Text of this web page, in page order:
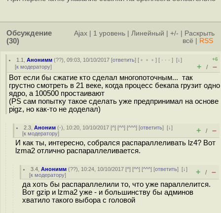
Обсуждение
(30)
Ajax 1 уровень Линейный +/-
Раскрыть
всё
RSS
1.1 ,Анонимм (??), 09:03, 10/10/2017 [ответить] [ ﹢﹢﹢] [ · · ·][↓]
[к модератору]
+6
+ / –
Вот если бы сжатие кто сделал многопоточным... так
грустно смотреть в 21 веке, когда процесс бекапа грузит одно
ядро, а 100500 простаивают
(PS сам попытку такое сделать уже предпринимал на основе
pigz, но как-то не доделал)
2.3 ,Аноним (-), 10:20, 10/10/2017 [^] [^^] [^^^] [ответить][↓]
[к модератору] + / –
И как ты, интересно, собрался распараллеливать lz4? Вот
lzma2 отлично распараллеливается.
3.4 ,Анонимм (??), 10:24, 10/10/2017 [^] [^^] [^^^] [ответить][↓]
[к модератору] + / –
да хоть бы распараллелили то, что уже параллелится.
Вот gzip и lzma2 уже - и большинству бы админов
хватило такого выбора с головой